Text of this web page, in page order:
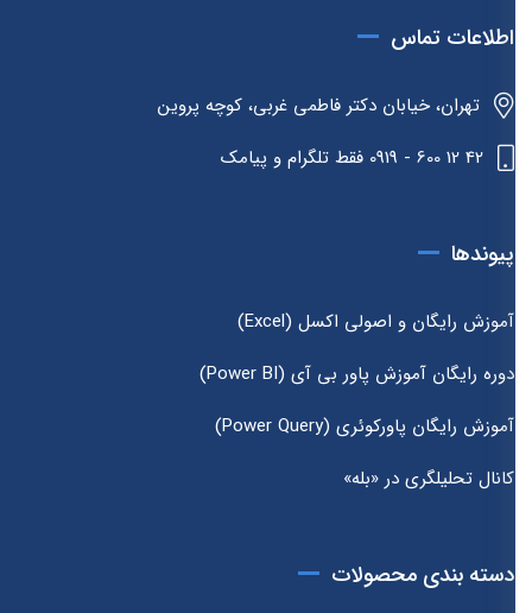
اطلاعات تماس
تهران، خیابان دکتر فاطمی غربی، کوچه پروین
پیوندها
آموزش رایگان و اصولی اکسل (Excel)
دوره رایگان آموزش پاور بی آی (Power BI)
آموزش رایگان پاورکوئری (Power Query)
کانال تحلیلگری در «بله»
دسته بندی محصولات